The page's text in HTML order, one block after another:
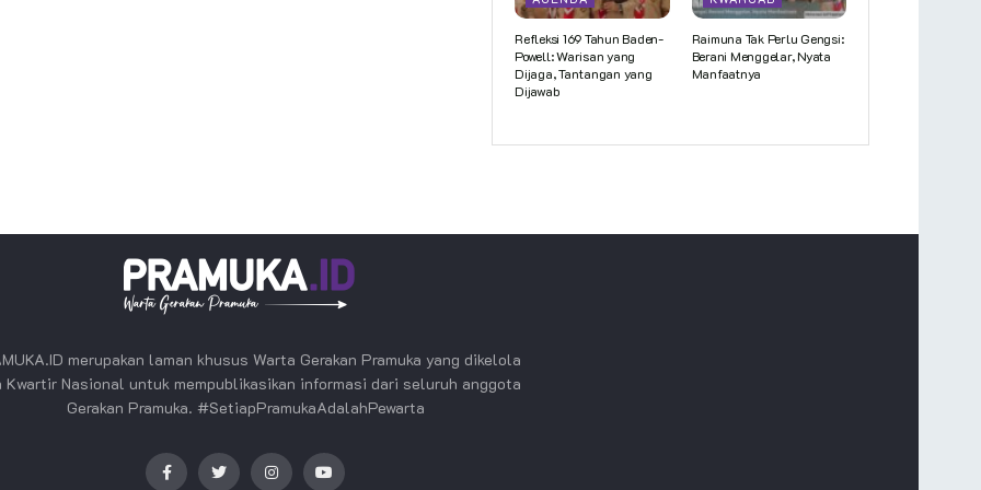
Refleksi 169 Tahun Baden-
Powell: Warisan yang
Dijaga, Tantangan yang
Dijawab
Raimuna Tak Perlu Gengsi:
Berani Menggelar, Nyata
Manfaatnya
merupakan laman khusus Warta Gerakan Pramuka yang dikelola
Kwartir Nasional untuk mempublikasikan informasi dari seluruh anggota
Gerakan Pramuka. #SetiapPramukaAdalahPewarta